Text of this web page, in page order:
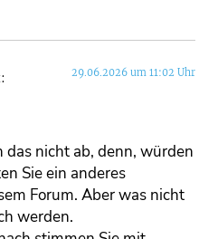
29.06.2026 um 11:02 Uhr
das nicht ab, denn, würden
Sie ein anderes
Forum. Aber was nicht
werden.